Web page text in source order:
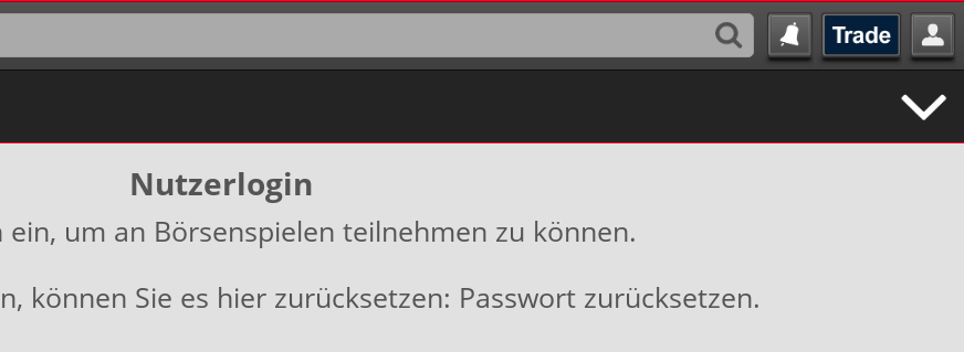
Nutzerlogin
ein, um an Börsenspielen teilnehmen zu können.
können Sie es hier zurücksetzen: Passwort zurücksetzen.